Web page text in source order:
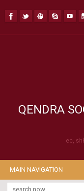
QENDRA
ec,
MAIN NAVIGATION